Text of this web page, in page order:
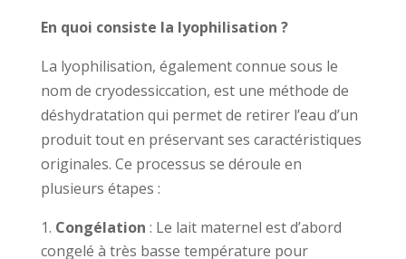
En quoi consiste la lyophilisation ?
La lyophilisation, également connue sous le
nom de cryodessiccation, est une méthode de
déshydratation qui permet de retirer l’eau d’un
produit tout en préservant ses caractéristiques
originales. Ce processus se déroule en
plusieurs étapes :
Congélation : Le lait maternel est d’abord
congelé à très basse température pour